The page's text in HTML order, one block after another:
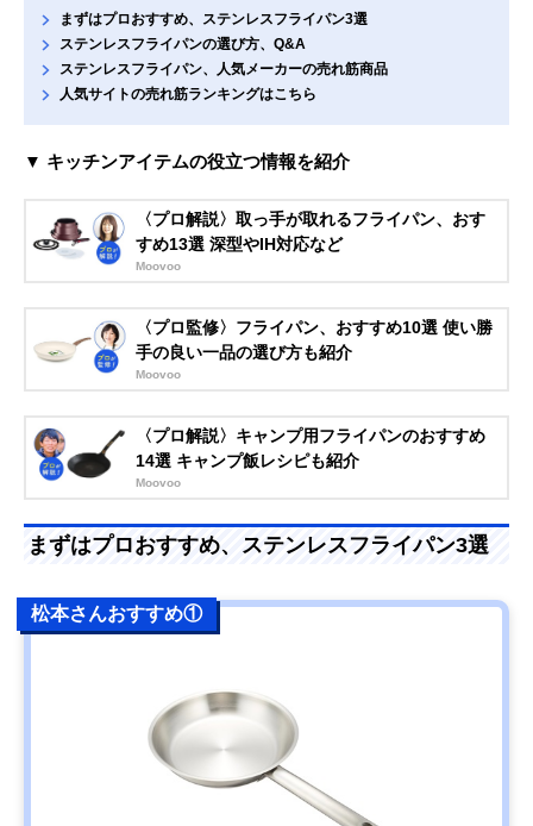
まずはプロおすすめ、ステンレスフライパン3選
ステンレスフライパンの選び方、Q&A
ステンレスフライパン、人気メーカーの売れ筋商品
人気サイトの売れ筋ランキングはこちら
▼ キッチンアイテムの役立つ情報を紹介
〈プロ解説〉取っ手が取れるフライパン、おす
すめ13選 深型やIH対応など
Moovoo
〈プロ監修〉フライパン、おすすめ10選 使い勝
手の良い一品の選び方も紹介
Moovoo
〈プロ解説〉キャンプ用フライパンのおすすめ
14選 キャンプ飯レシピも紹介
Moovoo
まずはプロおすすめ、ステンレスフライパン3選
松本さんおすすめ①